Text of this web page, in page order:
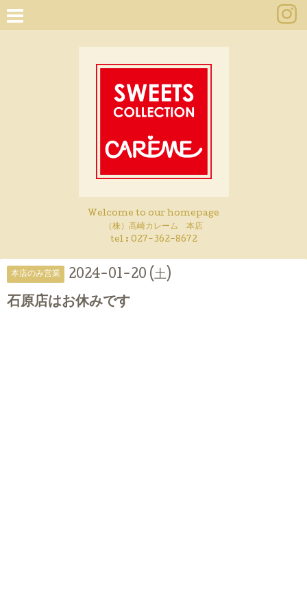
Welcome to our homepage
（株）高崎カレーム 本店
tel : 027-362-8672
本店のみ営業 2024-01-20 (土)
石原店はお休みです